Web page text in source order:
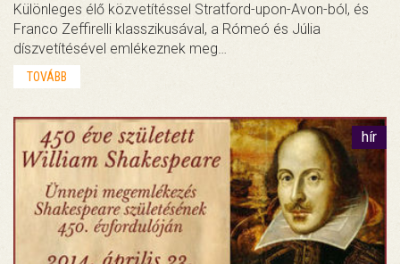
Különleges élő közvetítéssel Stratford-upon-Avon-ból, és
Franco Zeffirelli klasszikusával, a Rómeó és Júlia
díszvetítésével emlékeznek meg…
TOVÁBB
hír